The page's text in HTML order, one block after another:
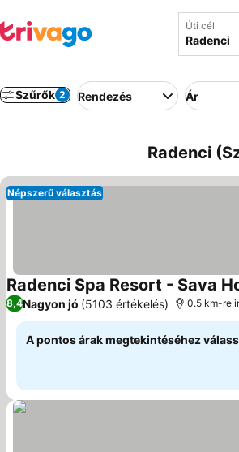
Úti cél
Szűrők 2 Rendezés Ár
Radenci
Népszerű választás
Radenci Spa Resort - Sava
8,4Nagyon jó (5103 értékelés) 0.5 km-re
A pontos árak megtekintéséhez